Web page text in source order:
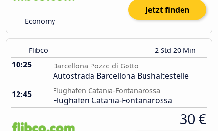
Economy
Jetzt finden
Flibco 2 Std 20 Min
10:25 Barcellona Pozzo di Gotto
Autostrada Barcellona Bushaltestelle
12:45
Flughafen Catania-Fontanarossa
Flughafen Catania-Fontanarossa
30 €